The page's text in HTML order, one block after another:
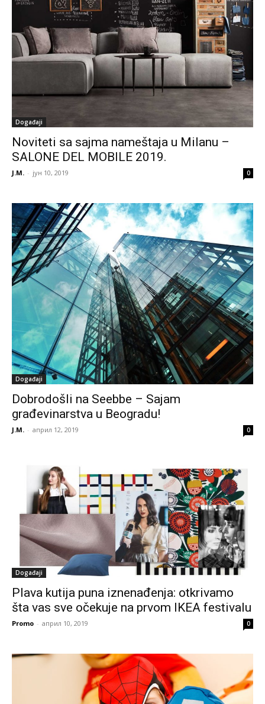
Događaji
Noviteti sa sajma nameštaja u Milanu –
SALONE DEL MOBILE 2019.
J.M. - јун 10, 2019 0
Događaji
Dobrodošli na Seebbe – Sajam
građevinarstva u Beogradu!
J.M. - април 12, 2019 0
Događaji
Plava kutija puna iznenađenja: otkrivamo
šta vas sve očekuje na prvom IKEA festivalu
Promo - април 10, 2019 0